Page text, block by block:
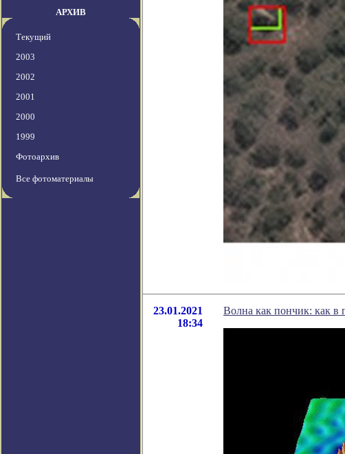
АРХИВ
Текущий
2003
2002
2001
2000
1999
Фотоархив
Все фотоматериалы
23.01.2021
18:34
Волна как пончик: как в